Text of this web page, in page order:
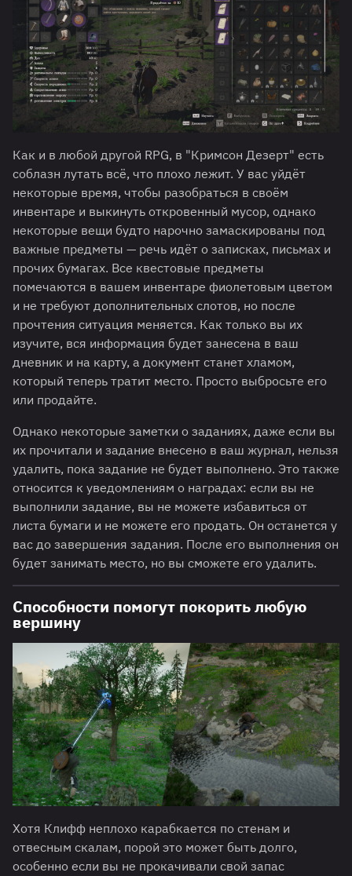
Как и в любой другой RPG, в "Кримсон Дезерт" есть
соблазн лутать всё, что плохо лежит. У вас уйдёт
некоторые время, чтобы разобраться в своём
инвентаре и выкинуть откровенный мусор, однако
некоторые вещи будто нарочно замаскированы под
важные предметы — речь идёт о записках, письмах и
прочих бумагах. Все квестовые предметы
помечаются в вашем инвентаре фиолетовым цветом
и не требуют дополнительных слотов, но после
прочтения ситуация меняется. Как только вы их
изучите, вся информация будет занесена в ваш
дневник и на карту, а документ станет хламом,
который теперь тратит место. Просто выбросьте его
или продайте.
Однако некоторые заметки о заданиях, даже если вы
их прочитали и задание внесено в ваш журнал, нельзя
удалить, пока задание не будет выполнено. Это также
относится к уведомлениям о наградах: если вы не
выполнили задание, вы не можете избавиться от
листа бумаги и не можете его продать. Он останется у
вас до завершения задания. После его выполнения он
будет занимать место, но вы сможете его удалить.
Способности помогут покорить любую
вершину
Хотя Клифф неплохо карабкается по стенам и
отвесным скалам, порой это может быть долго,
особенно если вы не прокачивали свой запас